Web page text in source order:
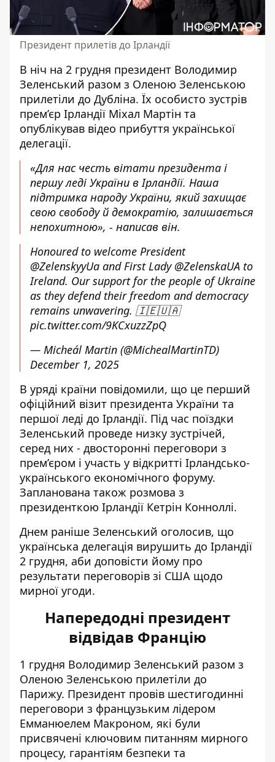
Президент прилетів до Ірландії
В ніч на 2 грудня президент Володимир
Зеленський разом з Оленою Зеленською
прилетіли до Дубліна. Їх особисто зустрів
прем’єр Ірландії Міхал Мартін та
опублікував відео прибуття української
делегації.
«Для нас честь вітати президента і
першу леді України в Ірландії. Наша
підтримка народу України, який захищає
свою свободу й демократію, залишається
непохитною», - написав він.
Honoured to welcome President
@ZelenskyyUa and First Lady @ZelenskaUA to
Ireland. Our support for the people of Ukraine
as they defend their freedom and democracy
remains unwavering. 🇮🇪🇺🇦
pic.twitter.com/9KCxuzzZpQ
— Micheál Martin (@MichealMartinTD)
December 1, 2025
В уряді країни повідомили, що це перший
офіційний візит президента України та
першої леді до Ірландії. Під час поїздки
Зеленський проведе низку зустрічей,
серед них - двосторонні переговори з
прем’єром і участь у відкритті Ірландсько-
українського економічного форуму.
Запланована також розмова з
президенткою Ірландії Кетрін Конноллі.
Днем раніше Зеленський оголосив, що
українська делегація вирушить до Ірландії
2 грудня, аби доповісти йому про
результати переговорів зі США щодо
мирної угоди.
Напередодні президент
відвідав Францію
1 грудня Володимир Зеленський разом з
Оленою Зеленською прилетіли до
Парижу. Президент провів шестигодинні
переговори з французьким лідером
Емманюелем Макроном, які були
присвячені ключовим питанням мирного
процесу, гарантіям безпеки та